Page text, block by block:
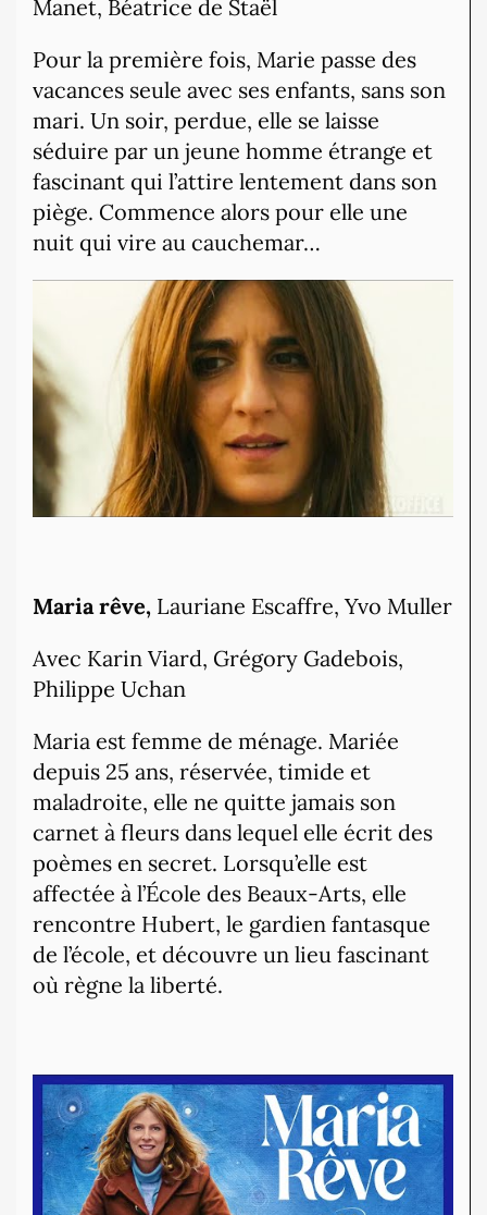
Manet, Béatrice de Staël
Pour la première fois, Marie passe des
vacances seule avec ses enfants, sans son
mari. Un soir, perdue, elle se laisse
séduire par un jeune homme étrange et
fascinant qui l’attire lentement dans son
piège. Commence alors pour elle une
nuit qui vire au cauchemar…
Maria rêve, Lauriane Escaffre, Yvo Muller
Avec Karin Viard, Grégory Gadebois,
Philippe Uchan
Maria est femme de ménage. Mariée
depuis 25 ans, réservée, timide et
maladroite, elle ne quitte jamais son
carnet à fleurs dans lequel elle écrit des
poèmes en secret. Lorsqu’elle est
affectée à l’École des Beaux-Arts, elle
rencontre Hubert, le gardien fantasque
de l’école, et découvre un lieu fascinant
où règne la liberté.